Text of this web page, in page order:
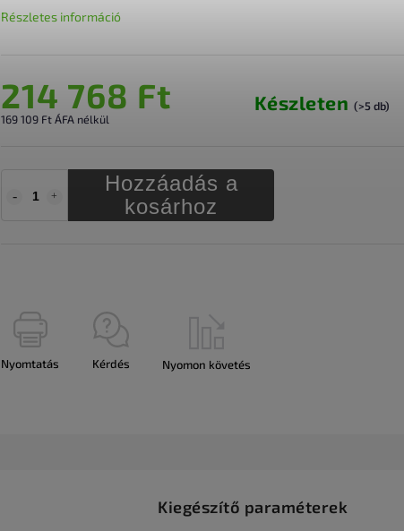
214 768 Ft
169 109 Ft ÁFA nélkül
Készleten (>5 db)
Hozzáadás a
kosárhoz
Részletes információ
Nyomtatás Kérdés Nyomon követés
Kiegészítő paraméterek